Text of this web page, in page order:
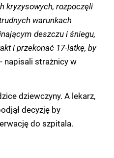
kryzysowych, rozpoczęli
warunkach
deszczu i śniegu,
i przekonać 17-latkę, by
- napisali strażnicy w
dziewczyny. A lekarz,
decyzję by
do szpitala.